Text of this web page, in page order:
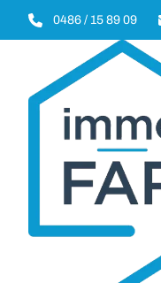
Aller au contenu principal
0486 / 15 89 09